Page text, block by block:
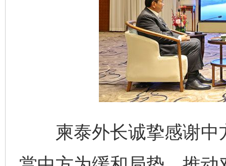
柬泰外长诚挚感谢中